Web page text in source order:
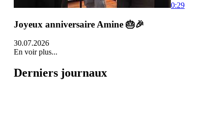
0:29
Joyeux anniversaire Amine 🎂🎉
30.07.2026
En voir plus...
Derniers journaux